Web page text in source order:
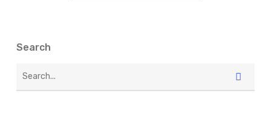
Search